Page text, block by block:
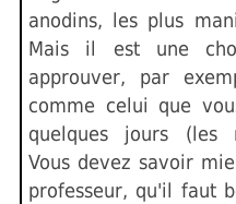
anodins, les plus
Mais il est une
approuver, par
comme celui que
quelques jours (les
Vous devez savoir
professeur, qu'il faut